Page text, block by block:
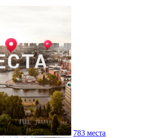
783 места